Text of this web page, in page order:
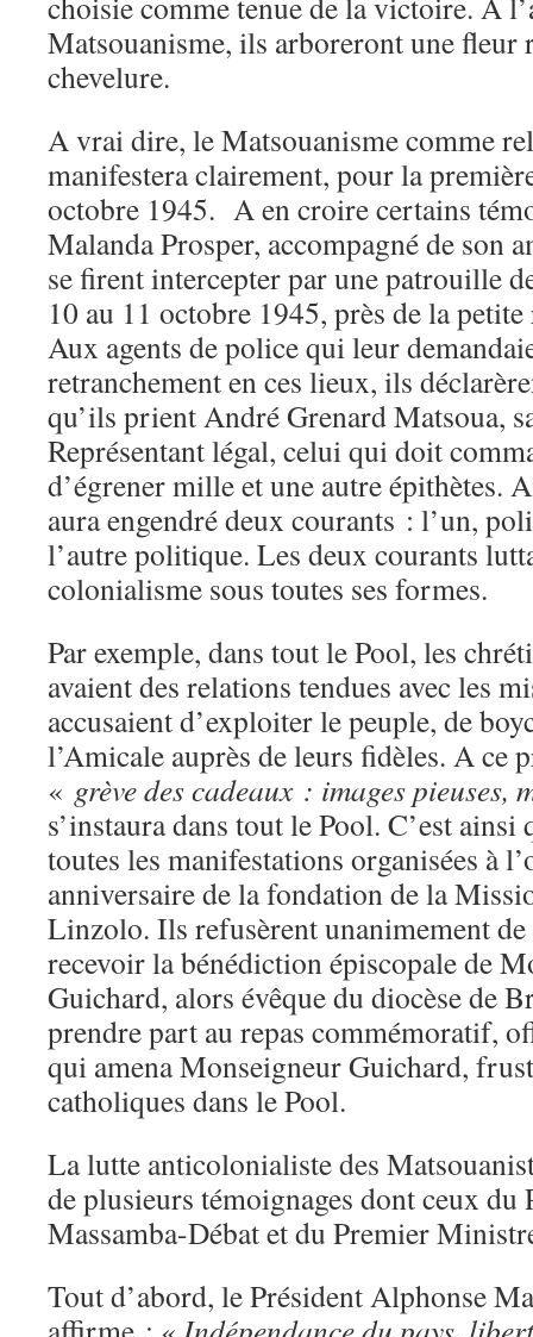
Matsouanisme, ils arboreront une fleur
chevelure.
A vrai dire, le Matsouanisme comme
manifestera clairement, pour la
octobre 1945. A en croire certains
Malanda Prosper, accompagné de son
se firent intercepter par une patrouille
10 au 11 octobre 1945, près de la
Aux agents de police qui leur
retranchement en ces lieux, ils
qu’ils prient André Grenard Matsoua,
Représentant légal, celui qui doit
d’égrener mille et une autre épithètes.
aura engendré deux courants : l’un,
l’autre politique. Les deux courants
colonialisme sous toutes ses formes.
Par exemple, dans tout le Pool, les
avaient des relations tendues avec les
accusaient d’exploiter le peuple, de
l’Amicale auprès de leurs fidèles. A ce
« grève des cadeaux : images pieuses,
s’instaura dans tout le Pool. C’est ainsi
toutes les manifestations organisées à
anniversaire de la fondation de la
Linzolo. Ils refusèrent unanimement
recevoir la bénédiction épiscopale de
Guichard, alors évêque du diocèse de
prendre part au repas commémoratif,
qui amena Monseigneur Guichard,
catholiques dans le Pool.
La lutte anticolonialiste des
de plusieurs témoignages dont ceux du
Massamba-Débat et du Premier
Tout d’abord, le Président Alphonse